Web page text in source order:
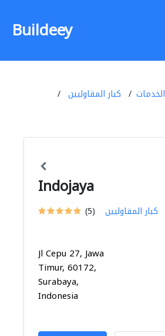
Buildeey
الخدمات
كبار المقاوليين
Indojaya
(5) كبار المقاوليين
Jl Cepu 27, Jawa
Timur, 60172,
Surabaya,
Indonesia